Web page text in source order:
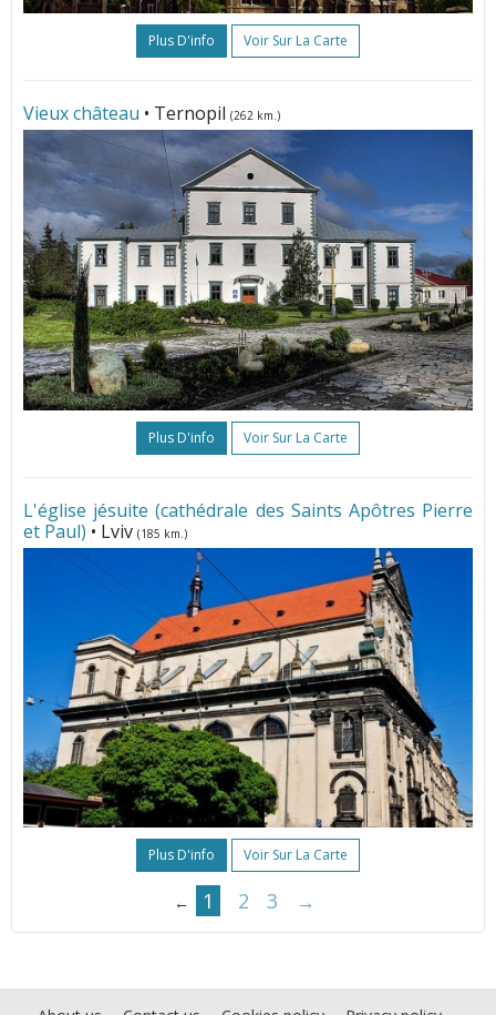
Plus D'info Voir Sur La Carte
Vieux château • Ternopil (262 km.)
Plus D'info Voir Sur La Carte
L'église jésuite (cathédrale des Saints Apôtres Pierre
et Paul) • Lviv (185 km.)
Plus D'info Voir Sur La Carte
← 1 2 3 →